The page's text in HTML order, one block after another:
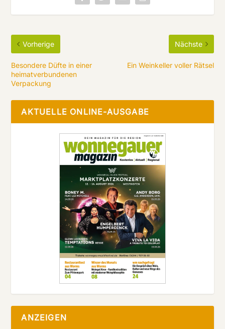
Vorherige
Besondere Düfte in einer
heimatverbundenen
Verpackung
Nächste
Ein Weinkeller voller Rätsel
AKTUELLE ONLINE-AUSGABE
ANZEIGEN